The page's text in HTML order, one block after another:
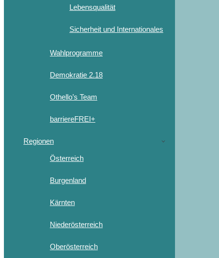
Lebensqualität
Sicherheit und Internationales
Wahlprogramme
Demokratie 2.18
Othello’s Team
barriereFREI+
Regionen
Österreich
Burgenland
Kärnten
Niederösterreich
Oberösterreich